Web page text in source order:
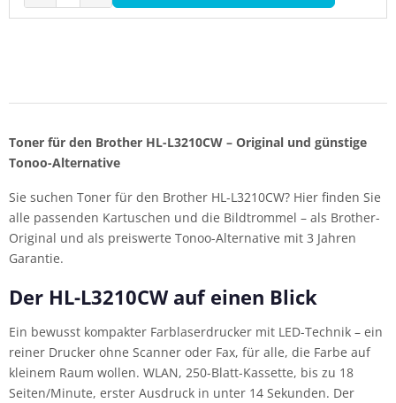
Toner für den Brother HL-L3210CW – Original und günstige
Tonoo-Alternative
Sie suchen Toner für den Brother HL-L3210CW? Hier finden Sie
alle passenden Kartuschen und die Bildtrommel – als Brother-
Original und als preiswerte Tonoo-Alternative mit 3 Jahren
Garantie.
Der HL-L3210CW auf einen Blick
Ein bewusst kompakter Farblaserdrucker mit LED-Technik – ein
reiner Drucker ohne Scanner oder Fax, für alle, die Farbe auf
kleinem Raum wollen. WLAN, 250-Blatt-Kassette, bis zu 18
Seiten/Minute, erster Ausdruck in unter 14 Sekunden. Der